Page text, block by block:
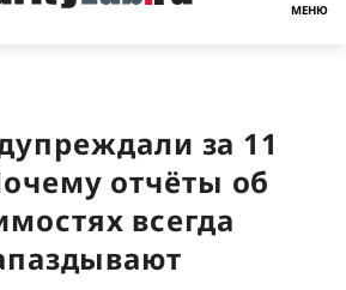
МЕНЮ
за 11
отчёты об
всегда